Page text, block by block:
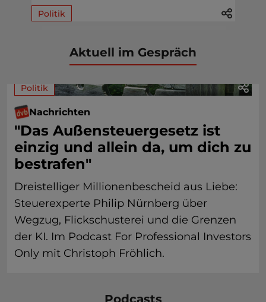
Politik
Aktuell im Gespräch
Politik
Nachrichten
"Das Außensteuergesetz ist
einzig und allein da, um dich zu
bestrafen"
Dreistelliger Millionenbescheid aus Liebe:
Steuerexperte Philip Nürnberg über
Wegzug, Flickschusterei und die Grenzen
der KI. Im Podcast For Professional Investors
Only mit Christoph Fröhlich.
Podcasts